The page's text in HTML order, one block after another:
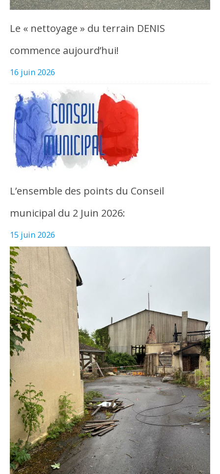
Le « nettoyage » du terrain DENIS
commence aujourd’hui!
16 juin 2026
L’ensemble des points du Conseil
municipal du 2 Juin 2026:
15 juin 2026